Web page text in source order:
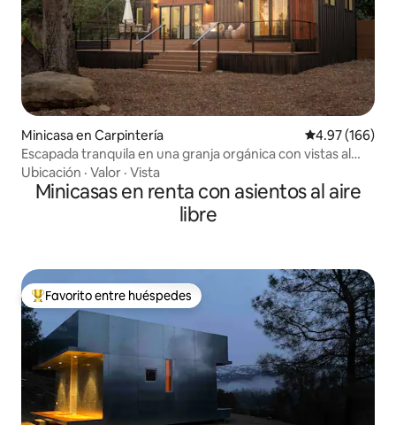
Minicasa en Carpintería Calificación
4.97 (166)
Escapada tranquila en una granja orgánica con vistas al
mar
Ubicación · Valor · Vista
Minicasas en renta con asientos al aire
libre
De los mejores en Favorito entre huéspedes
Favorito entre huéspedes